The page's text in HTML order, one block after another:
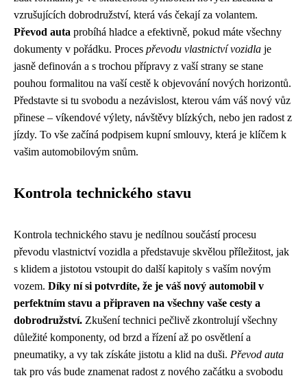
vzrušujících dobrodružství, která vás čekají za volantem.
Převod auta probíhá hladce a efektivně, pokud máte všechny
dokumenty v pořádku. Proces převodu vlastnictví vozidla je
jasně definován a s trochou přípravy z vaší strany se stane
pouhou formalitou na vaší cestě k objevování nových horizontů.
Představte si tu svobodu a nezávislost, kterou vám váš nový vůz
přinese – víkendové výlety, návštěvy blízkých, nebo jen radost z
jízdy. To vše začíná podpisem kupní smlouvy, která je klíčem k
vašim automobilovým snům.
Kontrola technického stavu
Kontrola technického stavu je nedílnou součástí procesu
převodu vlastnictví vozidla a představuje skvělou příležitost, jak
s klidem a jistotou vstoupit do další kapitoly s vaším novým
vozem. Díky ní si potvrdíte, že je váš nový automobil v
perfektním stavu a připraven na všechny vaše cesty a
dobrodružství. Zkušení technici pečlivě zkontrolují všechny
důležité komponenty, od brzd a řízení až po osvětlení a
pneumatiky, a vy tak získáte jistotu a klid na duši. Převod auta
tak pro vás bude znamenat radost z nového začátku a svobodu